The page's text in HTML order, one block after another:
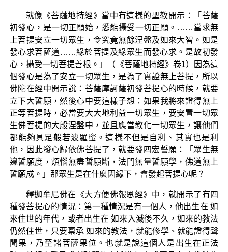
就像《菩薩地持經》當中有這樣的聖教開示：「菩薩
初發心，是一切正願始，悉能攝受一切正願。……當求無
上菩提安立一切眾生，令究竟無餘涅盤及如來大智。如是
發心求菩薩道……緣於菩提及緣眾生而發心求。是故初發
心，攝受一切菩提善根。」（《菩薩地持經》卷1）因為這
個發心是為了安立一切眾生，是為了實證無上菩提，所以
佛陀在經中開示說：菩薩摩訶薩初發菩提心的時候，就要
立下大誓願，然後心中要這樣子想：如果我將來證得無上
正等菩提時，必當要大大地利益一切眾生，要安置一切眾
生佛菩提的大般涅盤中，並且應當教化一切眾生，讓他們
都能夠具足般若波羅蜜。這樣不但是自利、其實也是利
他，因此發心歸依佛菩提了，就要發四宏誓願：「眾生無
邊誓願度，煩惱無盡誓願斷，法門無量誓願學，佛道無上
誓願成。」那眾生是在什麼因緣下，會發起菩提心呢？
釋迦牟尼佛在《大方便佛報恩經》中，就開示了有四
種發菩提心的情況：第一種情況是有一個人，他出生在 如
來住世的年代，或者出生在 如來入滅後不久，如來的教法
仍然住世，只要稟承 如來的教法，就能修學、就能證得聲
聞果，乃至諸菩薩果位。也就是說這個人是出生在正法